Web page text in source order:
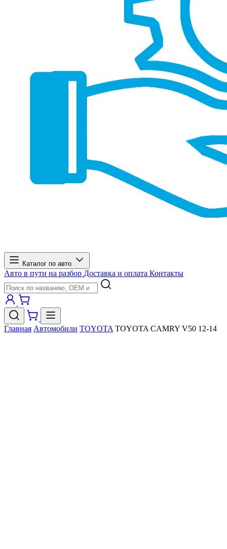
Каталог по авто
Авто в пути на разбор Доставка и оплата Контакты
Главная Автомобили TOYOTA TOYOTA CAMRY V50 12-14